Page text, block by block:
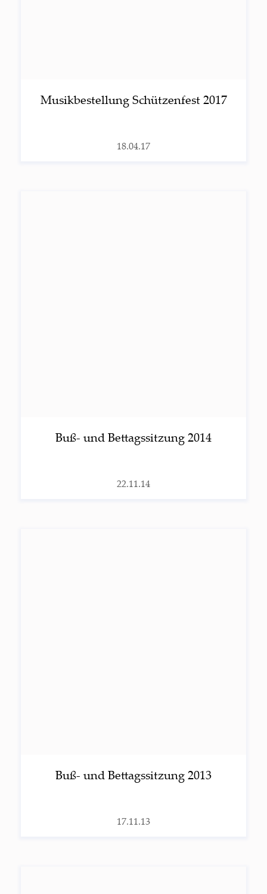
Musik­be­stel­lung Schüt­zen­fest 2017
18.04.17
Buß- und Bet­tags­sit­zung 2014
22.11.14
Buß- und Bet­tags­sit­zung 2013
17.11.13